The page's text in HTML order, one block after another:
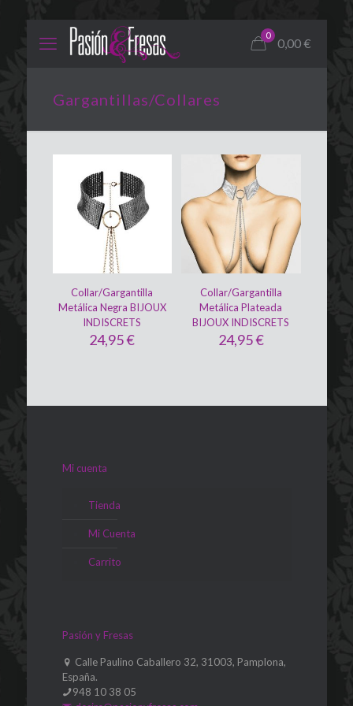
0
0,00€
Gargantillas/Collares
Collar/Gargantilla
Metálica Negra BIJOUX
INDISCRETS
24,95€
Collar/Gargantilla
Metálica Plateada
BIJOUX INDISCRETS
24,95€
Mi cuenta
Tienda
Mi Cuenta
Carrito
Pasión y Fresas
Calle Paulino Caballero 32, 31003, Pamplona,
España.
948 10 38 05